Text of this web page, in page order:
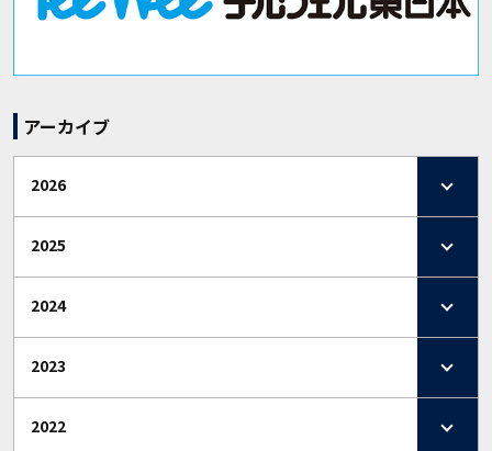
アーカイブ
2026
2025
2024
2023
2022